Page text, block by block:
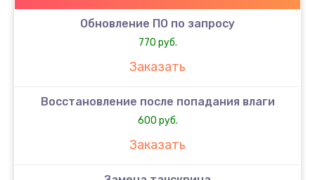
Обновление ПО по запросу
770 руб.
Заказать
Восстановление после попадания влаги
600 руб.
Заказать